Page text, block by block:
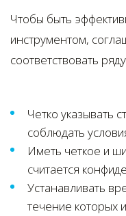
Чтобы быть
инструментом,
соответствовать
Четко указывать
соблюдать
Иметь четкое и
считается
Устанавливать
течение которых